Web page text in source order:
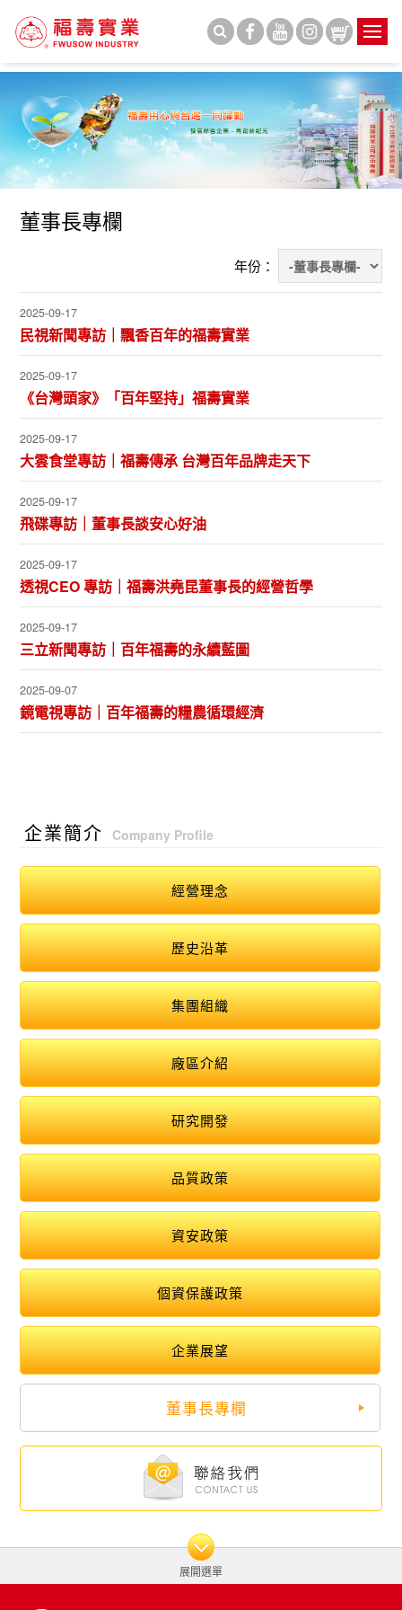
董事長專欄
年份：
2025-09-17
民視新聞專訪｜飄香百年的福壽實業
2025-09-17
《台灣頭家》「百年堅持」福壽實業
2025-09-17
大雲食堂專訪｜福壽傳承 台灣百年品牌走天下
2025-09-17
飛碟專訪｜董事長談安心好油
2025-09-17
透視CEO 專訪｜福壽洪堯昆董事長的經營哲學
2025-09-17
三立新聞專訪｜百年福壽的永續藍圖
2025-09-07
鏡電視專訪｜百年福壽的糧農循環經濟
企業簡介 Company Profile
經營理念
歷史沿革
集團組織
廠區介紹
研究開發
品質政策
資安政策
個資保護政策
企業展望
董事長專欄
展開選單